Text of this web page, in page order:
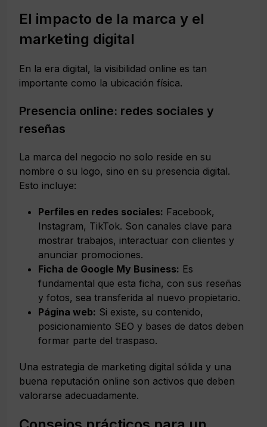
El impacto de la marca y el
marketing digital
En la era digital, la visibilidad online es tan
importante como la ubicación física.
Presencia online: redes sociales y
reseñas
La marca del negocio no solo reside en su
nombre o su logo, sino en su presencia digital.
Esto incluye:
Perfiles en redes sociales: Facebook,
Instagram, TikTok. Son canales clave para
mostrar trabajos, interactuar con clientes y
anunciar promociones.
Ficha de Google My Business: Es
fundamental que esta ficha, con sus reseñas
y fotos, sea transferida al nuevo propietario.
Página web: Si existe, su contenido,
posicionamiento SEO y bases de datos deben
formar parte del traspaso.
Una estrategia de marketing digital sólida y una
buena reputación online son activos que deben
valorarse adecuadamente.